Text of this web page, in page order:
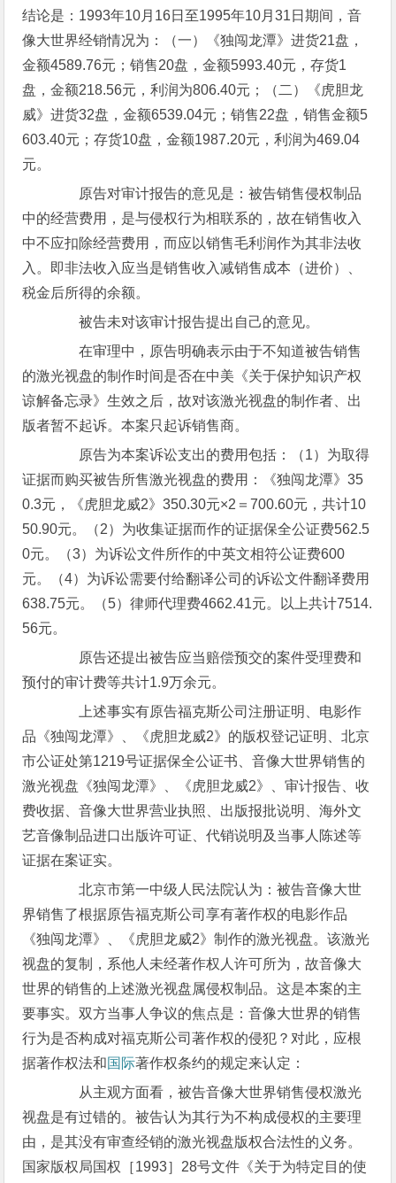
结论是：1993年10月16日至1995年10月31日期间，音
像大世界经销情况为：（一）《独闯龙潭》进货21盘，
金额4589.76元；销售20盘，金额5993.40元，存货1
盘，金额218.56元，利润为806.40元；（二）《虎胆龙
威》进货32盘，金额6539.04元；销售22盘，销售金额5
603.40元；存货10盘，金额1987.20元，利润为469.04
元。
原告对审计报告的意见是：被告销售侵权制品
中的经营费用，是与侵权行为相联系的，故在销售收入
中不应扣除经营费用，而应以销售毛利润作为其非法收
入。即非法收入应当是销售收入减销售成本（进价）、
税金后所得的余额。
被告未对该审计报告提出自己的意见。
在审理中，原告明确表示由于不知道被告销售
的激光视盘的制作时间是否在中美《关于保护知识产权
谅解备忘录》生效之后，故对该激光视盘的制作者、出
版者暂不起诉。本案只起诉销售商。
原告为本案诉讼支出的费用包括：（1）为取得
证据而购买被告所售激光视盘的费用：《独闯龙潭》35
0.3元，《虎胆龙威2》350.30元×2＝700.60元，共计10
50.90元。（2）为收集证据而作的证据保全公证费562.5
0元。（3）为诉讼文件所作的中英文相符公证费600
元。（4）为诉讼需要付给翻译公司的诉讼文件翻译费用
638.75元。（5）律师代理费4662.41元。以上共计7514.
56元。
原告还提出被告应当赔偿预交的案件受理费和
预付的审计费等共计1.9万余元。
上述事实有原告福克斯公司注册证明、电影作
品《独闯龙潭》、《虎胆龙威2》的版权登记证明、北京
市公证处第1219号证据保全公证书、音像大世界销售的
激光视盘《独闯龙潭》、《虎胆龙威2》、审计报告、收
费收据、音像大世界营业执照、出版报批说明、海外文
艺音像制品进口出版许可证、代销说明及当事人陈述等
证据在案证实。
北京市第一中级人民法院认为：被告音像大世
界销售了根据原告福克斯公司享有著作权的电影作品
《独闯龙潭》、《虎胆龙威2》制作的激光视盘。该激光
视盘的复制，系他人未经著作权人许可所为，故音像大
世界的销售的上述激光视盘属侵权制品。这是本案的主
要事实。双方当事人争议的焦点是：音像大世界的销售
行为是否构成对福克斯公司著作权的侵犯？对此，应根
据著作权法和国际著作权条约的规定来认定：
从主观方面看，被告音像大世界销售侵权激光
视盘是有过错的。被告认为其行为不构成侵权的主要理
由，是其没有审查经销的激光视盘版权合法性的义务。
国家版权局国权［1993］28号文件《关于为特定目的使